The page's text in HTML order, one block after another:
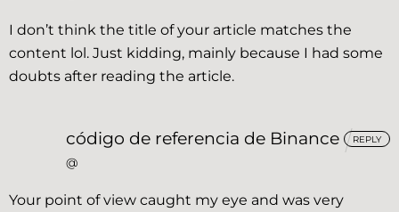
I don’t think the title of your article matches the
content lol. Just kidding, mainly because I had some
doubts after reading the article.
código de referencia de Binance
@
Your point of view caught my eye and was very
REPLY